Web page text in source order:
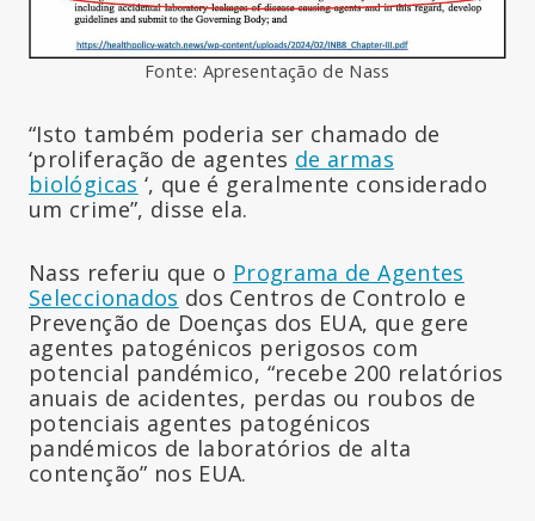
Fonte: Apresentação de Nass
“Isto também poderia ser chamado de
‘proliferação de agentes de armas
biológicas ‘, que é geralmente considerado
um crime”, disse ela.
Nass referiu que o Programa de Agentes
Seleccionados dos Centros de Controlo e
Prevenção de Doenças dos EUA, que gere
agentes patogénicos perigosos com
potencial pandémico, “recebe 200 relatórios
anuais de acidentes, perdas ou roubos de
potenciais agentes patogénicos
pandémicos de laboratórios de alta
contenção” nos EUA.